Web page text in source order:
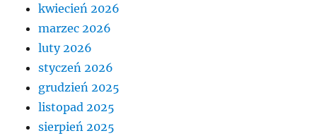
kwiecień 2026
marzec 2026
luty 2026
styczeń 2026
grudzień 2025
listopad 2025
sierpień 2025